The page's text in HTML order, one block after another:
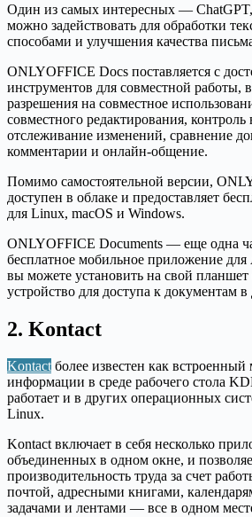
Один из самых интересных — ChatGPT,
можно задействовать для обработки
способами и улучшения качества
ONLYOFFICE Docs поставляется с
инструментов для совместной работы,
разрешения на совместное
совместного редактирования,
отслеживание изменений, сравнение
комментарии и онлайн-общение.
Помимо самостоятельной версии,
доступен в облаке и предоставляет
для Linux, macOS и Windows.
ONLYOFFICE Documents — еще одна
бесплатное мобильное приложение
вы можете установить на свой
устройство для доступа к документам в
2. Kontact
Kontact более известен как
информации в среде рабочего стола
работает и в других операционных
Linux.
Kontact включает в себя несколько
объединенных в одном окне, и
производительность труда за счет
почтой, адресными книгами,
задачами и лентами — все в одном